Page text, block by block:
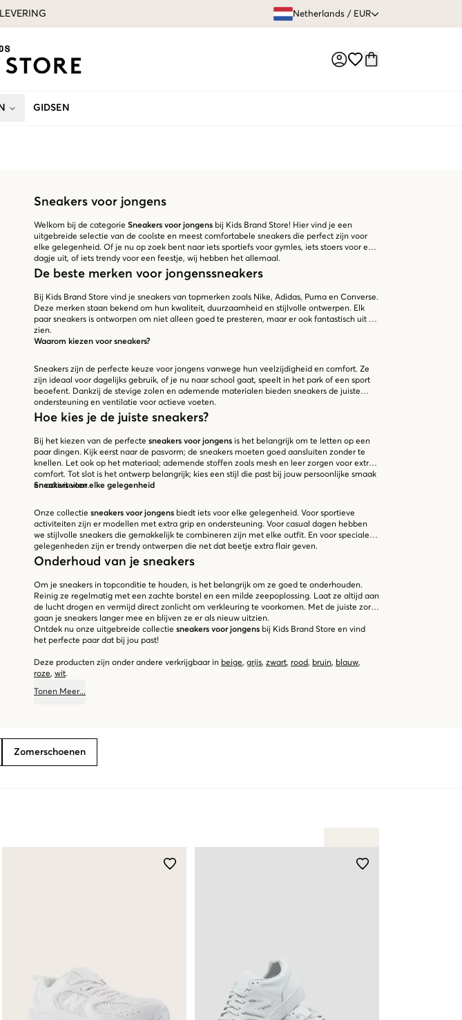
Netherlands / EUR
GIDSEN
Sneakers voor jongens
Welkom bij de categorie Sneakers voor jongens bij Kids Brand Store! Hier vind je een
uitgebreide selectie van de coolste en meest comfortabele sneakers die perfect zijn voor
elke gelegenheid. Of je nu op zoek bent naar iets sportiefs voor gymles, iets stoers voor een
dagje uit, of iets trendy voor een feestje, wij hebben het allemaal.
De beste merken voor jongenssneakers
Bij Kids Brand Store vind je sneakers van topmerken zoals Nike, Adidas, Puma en Converse.
Deze merken staan bekend om hun kwaliteit, duurzaamheid en stijlvolle ontwerpen. Elk
paar sneakers is ontworpen om niet alleen goed te presteren, maar er ook fantastisch uit te
zien.
Waarom kiezen voor sneakers?
Sneakers zijn de perfecte keuze voor jongens vanwege hun veelzijdigheid en comfort. Ze
zijn ideaal voor dagelijks gebruik, of je nu naar school gaat, speelt in het park of een sport
beoefent. Dankzij de stevige zolen en ademende materialen bieden sneakers de juiste
ondersteuning en ventilatie voor actieve voeten.
Hoe kies je de juiste sneakers?
Bij het kiezen van de perfecte sneakers voor jongens is het belangrijk om te letten op een
paar dingen. Kijk eerst naar de pasvorm; de sneakers moeten goed aansluiten zonder te
knellen. Let ook op het materiaal; ademende stoffen zoals mesh en leer zorgen voor extra
comfort. Tot slot is het ontwerp belangrijk; kies een stijl die past bij jouw persoonlijke smaak
en activiteiten.
Sneakers voor elke gelegenheid
Onze collectie sneakers voor jongens biedt iets voor elke gelegenheid. Voor sportieve
activiteiten zijn er modellen met extra grip en ondersteuning. Voor casual dagen hebben
we stijlvolle sneakers die gemakkelijk te combineren zijn met elke outfit. En voor speciale
gelegenheden zijn er trendy ontwerpen die net dat beetje extra flair geven.
Onderhoud van je sneakers
Om je sneakers in topconditie te houden, is het belangrijk om ze goed te onderhouden.
Reinig ze regelmatig met een zachte borstel en een milde zeepoplossing. Laat ze altijd aan
de lucht drogen en vermijd direct zonlicht om verkleuring te voorkomen. Met de juiste zorg
gaan je sneakers langer mee en blijven ze er als nieuw uitzien.
Ontdek nu onze uitgebreide collectie sneakers voor jongens bij Kids Brand Store en vind
het perfecte paar dat bij jou past!
Deze producten zijn onder andere verkrijgbaar in beige, grijs, zwart, rood, bruin, blauw,
roze, wit.
Tonen Meer...
Zomerschoenen